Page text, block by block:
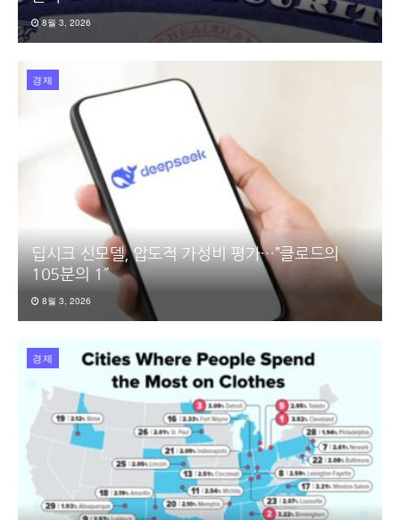
8월 3, 2026
경제
딥시크 신모델, 압도적 가성비 평가…”클로드의
105분의 1″
8월 3, 2026
경제